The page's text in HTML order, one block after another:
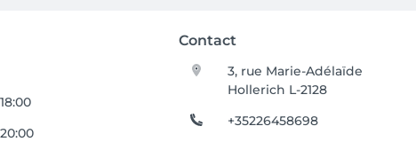
Contact
3, rue Marie-Adélaïde
Hollerich L-2128
+35226458698